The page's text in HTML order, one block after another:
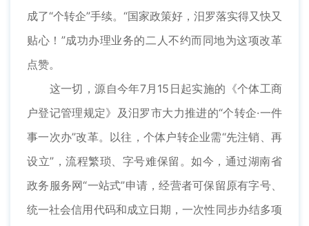
成了“个转企”手续。“国家政策好，汨罗落实得又快又
贴心！”成功办理业务的二人不约而同地为这项改革
点赞。
这一切，源自今年7月15日起实施的《个体工商
户登记管理规定》及汨罗市大力推进的“个转企·一件
事一次办”改革。以往，个体户转企业需“先注销、再
设立”，流程繁琐、字号难保留。如今，通过湖南省
政务服务网“一站式”申请，经营者可保留原有字号、
统一社会信用代码和成立日期，一次性同步办结多项